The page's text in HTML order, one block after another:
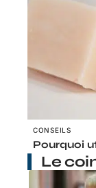
CONSEILS
Pourquoi
Le